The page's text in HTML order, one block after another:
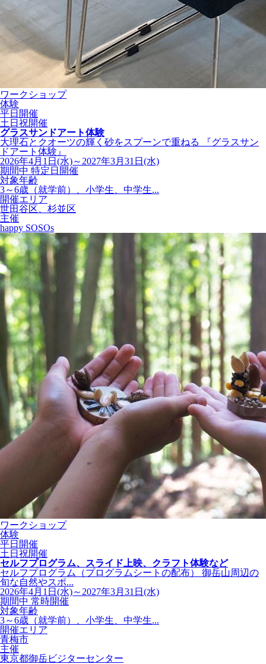
ワークショップ
体験
平日開催
土日祝開催
グラスサンドアート体験
大理石とクオーツの輝く砂をスプーンで重ねる 『グラスサン
ドアート体験』
2026年4月1日(水)～2027年3月31日(水)
期間中 特定日開催
対象年齢
3～6歳（就学前）、小学生、中学生...
開催エリア
世田谷区、杉並区
主催
happy SOSOs
ワークショップ
体験
平日開催
土日祝開催
セルフプログラム、スライド上映、クラフト体験など
セルフプログラム（プログラムシートの配布） 御岳山周辺の
旬な自然やスポ...
2026年4月1日(水)～2027年3月31日(水)
期間中 常時開催
対象年齢
3～6歳（就学前）、小学生、中学生...
開催エリア
青梅市
主催
東京都御岳ビジターセンター